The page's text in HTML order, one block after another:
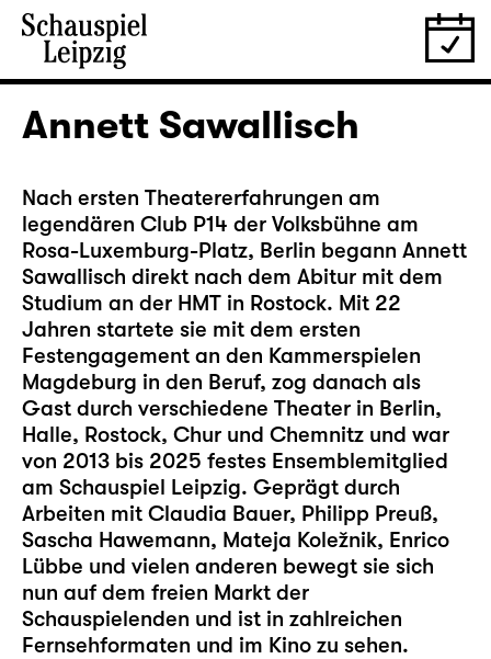
Annett Sawallisch
Nach ersten Theatererfahrungen am
legendären Club P14 der Volksbühne am
Rosa-Luxemburg-Platz, Berlin begann Annett
Sawallisch direkt nach dem Abitur mit dem
Studium an der HMT in Rostock. Mit 22
Jahren startete sie mit dem ersten
Festengagement an den Kammerspielen
Magdeburg in den Beruf, zog danach als
Gast durch verschiedene Theater in Berlin,
Halle, Rostock, Chur und Chemnitz und war
von 2013 bis 2025 festes Ensemblemitglied
am Schauspiel Leipzig. Geprägt durch
Arbeiten mit Claudia Bauer, Philipp Preuß,
Sascha Hawemann, Mateja Koležnik, Enrico
Lübbe und vielen anderen bewegt sie sich
nun auf dem freien Markt der
Schauspielenden und ist in zahlreichen
Fernsehformaten und im Kino zu sehen.